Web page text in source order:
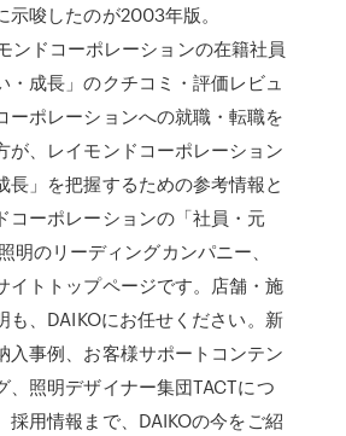
示唆したのが2003年版。
ンドコーポレーションの在籍社員
・成長」のクチコミ・評価レビュ
ーポレーションへの就職・転職を
が、レイモンドコーポレーション
長」を把握するための参考情報と
コーポレーションの「社員・元
明のリーディングカンパニー、
イトトップページです。店舗・施
も、DAIKOにお任せください。新
入事例、お客様サポートコンテン
、照明デザイナー集団TACTにつ
採用情報まで、DAIKOの今をご紹